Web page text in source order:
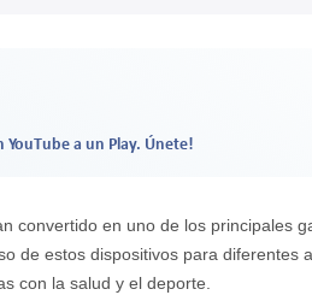
YouTube a un Play. Únete!
convertido en uno de los principales
de estos dispositivos para diferentes
con la salud y el deporte.